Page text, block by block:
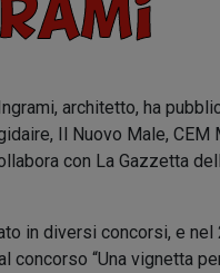
architetto, ha
Il Nuovo Male, CEM
con La Gazzetta
in diversi concorsi, e nel
concorso “Una vignetta